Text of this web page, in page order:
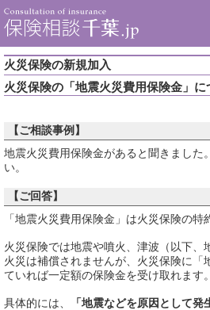
火災保険の新規加入
火災保険の「地震火災費用保険金」に
【ご相談事例】
地震火災費用保険金があると聞きました
い。
【ご回答】
「地震火災費用保険金」は火災保険の特
火災保険では地震や噴火、津波（以下、
火災は補償されませんが、火災保険に「
ていれば一定額の保険金を受け取れます。
具体的には、
「地震などを原因として